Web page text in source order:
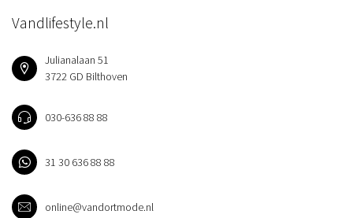
Vandlifestyle.nl
Julianalaan 51
3722 GD Bilthoven
030-636 88 88
31 30 636 88 88
online@vandortmode.nl